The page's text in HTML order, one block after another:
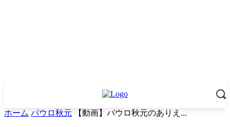
ホーム パウロ秋元 【動画】パウロ秋元のありえ...